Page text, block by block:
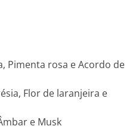
Pimenta rosa e Acordo de
Flor de laranjeira e
e Musk